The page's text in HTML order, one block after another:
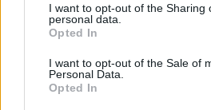
not limited to your visit or usage
grant or deny consent to Google
use your data for below specified
consent section.
I want to opt-out of the Sharing
personal data.
Opted In
I want to opt-out of the Sale of
Personal Data.
Opted In
της συνέντευξης Τύπου ο
Νεμπράσκα Τζιμ Πίλεν.
«Όλα θα πάνε καλά»